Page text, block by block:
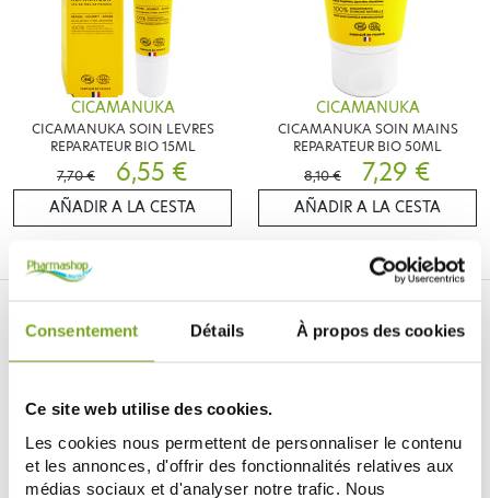
Consentement Détails À propos des cookies
Ce site web utilise des cookies.
Les cookies nous permettent de personnaliser le contenu
et les annonces, d'offrir des fonctionnalités relatives aux
médias sociaux et d'analyser notre trafic. Nous
CICAMANUKA
CICAMANUKA SOIN LEVRES
REPARATEUR BIO 15ML
7,70 €
6,55 €
AÑADIR A LA CESTA
CICAMANUKA
CICAMANUKA SOIN MAINS
REPARATEUR BIO 50ML
8,10 €
7,29 €
AÑADIR A LA CESTA
Je souhaite m'inscrire à la newsletter
Facebook Instagram Pinterest Tiktok